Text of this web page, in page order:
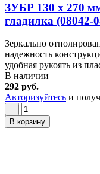
ЗУБР 130 х 270
гладилка (08042-
Зеркально
надежность
удобная рукоять из
В наличии
292 руб.
Авторизуйтесь и
−
В корзину